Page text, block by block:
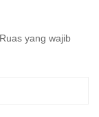
Ruas yang wajib